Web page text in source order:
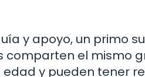
y apoyo, un primo
comparten el mismo
y pueden tener